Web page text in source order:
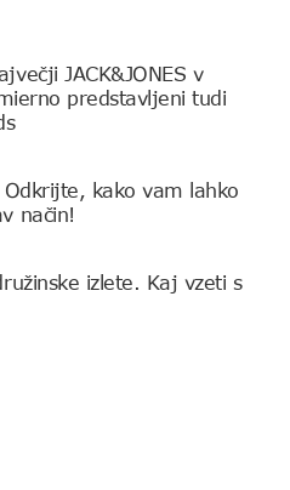
JACK&JONES v
predstavljeni tudi
kako vam lahko
način!
izlete. Kaj vzeti s